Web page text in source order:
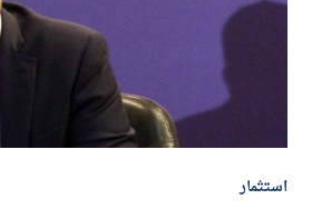
استثمار